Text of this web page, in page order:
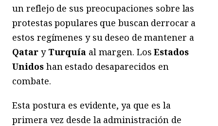
un reflejo de sus preocupaciones sobre las
protestas populares que buscan derrocar a
estos regímenes y su deseo de mantener a
Qatary Turquía al margen. LosEstados
Unidoshan estado desaparecidos en
combate.
Esta postura es evidente, ya que es la
primera vez desde la administración de